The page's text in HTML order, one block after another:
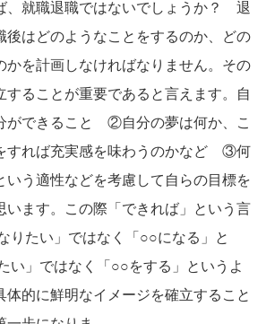
、就職退職ではないでしょうか？ 退
後はどのようなことをするのか、どの
かを計画しなければなりません。その
することが重要であると言えます。自
ができること ②自分の夢は何か、こ
すれば充実感を味わうのかなど ③何
いう適性などを考慮して自らの目標を
います。この際「できれば」という言
りたい」ではなく「○○になる」と
い」ではなく「○○をする」というよ
体的に鮮明なイメージを確立すること